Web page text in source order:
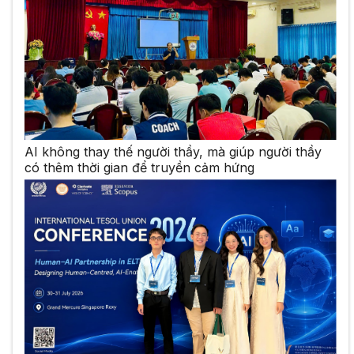
AI không thay thế người thầy, mà giúp người thầy
có thêm thời gian để truyền cảm hứng